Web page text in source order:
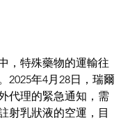
，特殊藥物的運輸往
2025年4月28日，瑞爾
代理的緊急通知，需
射乳狀液的空運，目